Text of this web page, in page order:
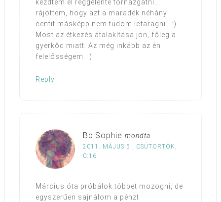
kezdtem el reggelente tornázgatni…
rájöttem, hogy azt a maradék néhány
centit másképp nem tudom lefaragni.. :)
Most az étkezés átalakítása jön, főleg a
gyerkőc miatt. Az még inkább az én
felelősségem. :)
Reply
Bb.Sophie mondta
2011. MÁJUS 5., CSÜTÖRTÖK,
0:16
Március óta próbálok többet mozogni, de
egyszerűen sajnálom a pénzt